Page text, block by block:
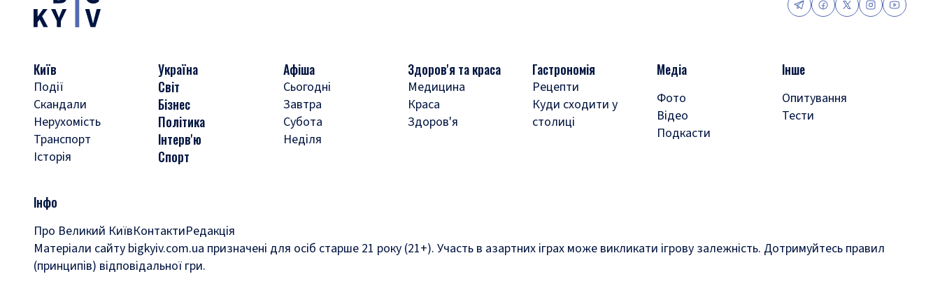
Київ
Події
Скандали
Нерухомість
Транспорт
Історія
Україна
Світ
Бізнес
Політика
Інтерв'ю
Спорт
Афіша
Сьогодні
Завтра
Субота
Неділя
Здоров'я та краса
Медицина
Краса
Здоров'я
Гастрономія
Рецепти
Куди сходити у
столиці
Медіа
Фото
Відео
Подкасти
Інше
Опитування
Тести
Інфо
Про Великий КиївКонтактиРедакція
Матеріали сайту bigkyiv.com.ua призначені для осіб старше 21 року (21+). Участь в азартних іграх може викликати ігрову залежність. Дотримуйтесь правил
(принципів) відповідальної гри.